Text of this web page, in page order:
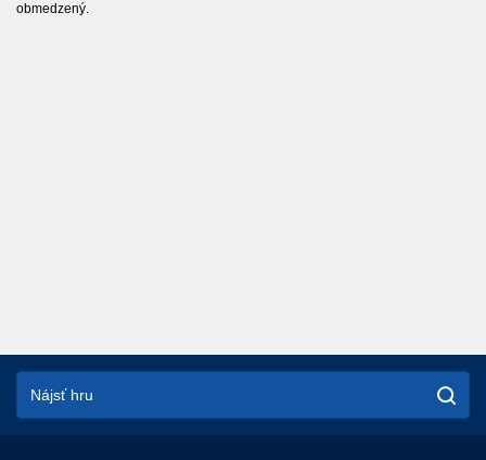
obmedzený.